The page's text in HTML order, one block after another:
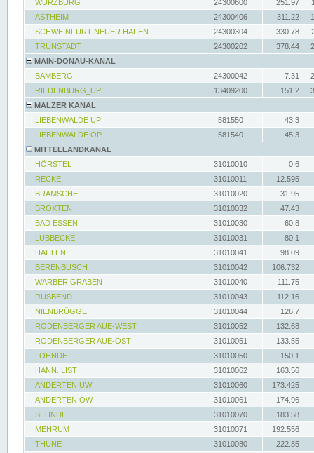
WÜRZBURG 24300600 251.97
ASTHEIM
24300406 311.22
SCHWEINFURT NEUER HAFEN
24300304 330.78
TRUNSTADT
24300202 378.44
MAIN-DONAU-KANAL
BAMBERG
24300042 7.31
RIEDENBURG_UP
13409200 151.2
MALZER KANAL
LIEBENWALDE UP
581550
43.3
LIEBENWALDE OP
581540
45.3
MITTELLANDKANAL
HÖRSTEL
31010010
0.6
RECKE
31010011
12.595
BRAMSCHE
31010020
31.95
BROXTEN
31010032
47.43
BAD ESSEN
31010030
60.8
LÜBBECKE
31010031
80.1
HAHLEN
31010041
98.09
BERENBUSCH
31010042
106.732
WARBER GRABEN
31010040
111.75
RUSBEND
31010043
112.16
NIENBRÜGGE
31010044
126.7
RODENBERGER AUE-WEST
31010052
132.68
RODENBERGER AUE-OST
31010051
133.55
LOHNDE
31010050
150.1
HANN. LIST
31010062
163.56
ANDERTEN UW
31010060
173.425
ANDERTEN OW
31010061
174.96
SEHNDE
31010070
183.58
MEHRUM
31010071
192.556
THUNE
31010080
222.85